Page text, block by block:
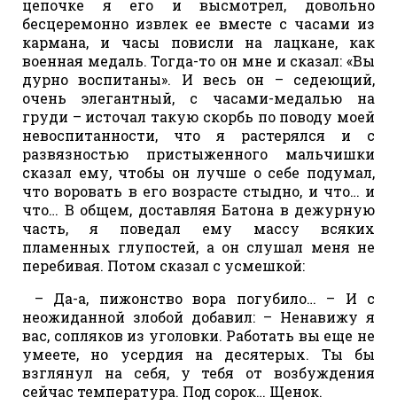
цепочке я его и высмотрел, довольно
бесцеремонно извлек ее вместе с часами из
кармана, и часы повисли на лацкане, как
военная медаль. Тогда-то он мне и сказал: «Вы
дурно воспитаны». И весь он – седеющий,
очень элегантный, с часами-медалью на
груди – источал такую скорбь по поводу моей
невоспитанности, что я растерялся и с
развязностью пристыженного мальчишки
сказал ему, чтобы он лучше о себе подумал,
что воровать в его возрасте стыдно, и что… и
что… В общем, доставляя Батона в дежурную
часть, я поведал ему массу всяких
пламенных глупостей, а он слушал меня не
перебивая. Потом сказал с усмешкой:
– Да-а, пижонство вора погубило… – И с
неожиданной злобой добавил: – Ненавижу я
вас, сопляков из уголовки. Работать вы еще не
умеете, но усердия на десятерых. Ты бы
взглянул на себя, у тебя от возбуждения
сейчас температура. Под сорок… Щенок.